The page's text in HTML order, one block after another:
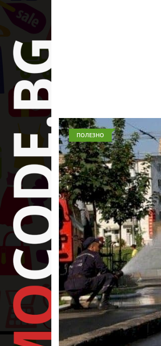
ПОЛЕЗНО